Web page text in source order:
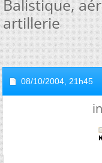
Balistique,
artillerie
08/10/2004, 21h45